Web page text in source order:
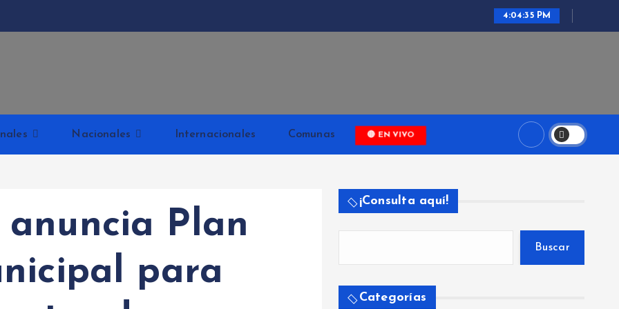
4:04:36 PM
Nacionales Internacionales Comunas 🔴 EN VIVO
anuncia Plan
para
¡Consulta aquí!
Buscar
Categorías